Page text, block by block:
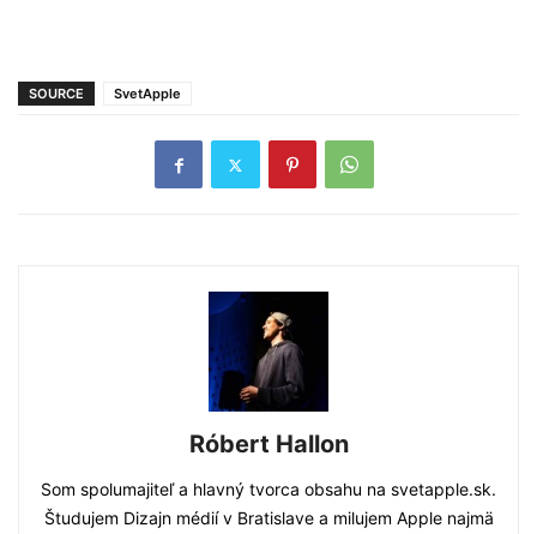
SOURCE SvetApple
Róbert Hallon
Som spolumajiteľ a hlavný tvorca obsahu na svetapple.sk.
Študujem Dizajn médií v Bratislave a milujem Apple najmä